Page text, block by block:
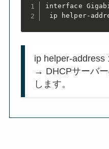
interface
ip helper-
ip helper-address
→ DHCPサーバ
します。